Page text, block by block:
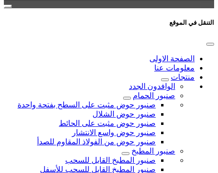
التنقل في الموقع
الصفحة الاولى
معلومات عنا
منتجات
الوافدون الجدد
صنبور الحمام
صنبور حوض مثبت على السطح بفتحة واحدة
صنبور حوض الشلال
صنبور حوض مثبت على الحائط
صنبور حوض واسع الانتشار
صنبور حوض من الفولاذ المقاوم للصدأ
صنبور المطبخ
صنبور المطبخ القابل للسحب
صنبور المطبخ القابل للسحب للأسفل